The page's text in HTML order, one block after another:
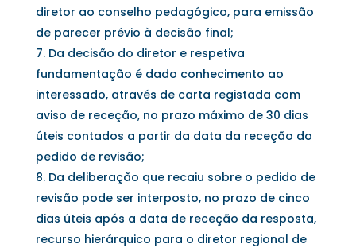
diretor ao conselho pedagógico, para emissão
de parecer prévio à decisão final;
Da decisão do diretor e respetiva
fundamentação é dado conhecimento ao
interessado, através de carta registada com
aviso de receção, no prazo máximo de 30 dias
úteis contados a partir da data da receção do
pedido de revisão;
Da deliberação que recaiu sobre o pedido de
revisão pode ser interposto, no prazo de cinco
dias úteis após a data de receção da resposta,
recurso hierárquico para o diretor regional de